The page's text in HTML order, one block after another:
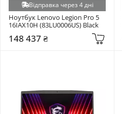
Відправка через 4 дні
Ноутбук Lenovo Legion Pro 5
16IAX10H (83LU0006US) Black
148 437 ₴